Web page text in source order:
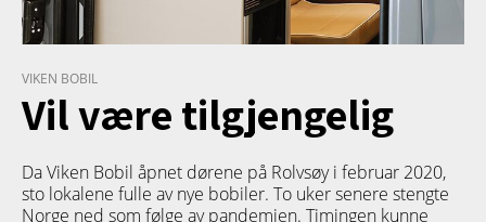
VIKEN BOBIL
Vil være tilgjengelig
Da Viken Bobil åpnet dørene på Rolvsøy i februar 2020,
sto lokalene fulle av nye bobiler. To uker senere stengte
Norge ned som følge av pandemien. Timingen kunne